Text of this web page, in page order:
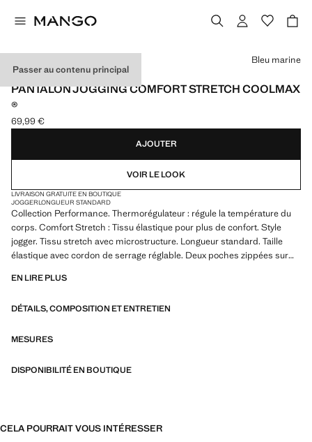
Passer au contenu principal
PERFORMANCE
PANTALON JOGGING COMFORT STRETCH COOLMAX
®
Prix actuel [69,99 € ]
69,99 €
Choisissez une couleur
Bleu marine
AJOUTER
VOIR LE LOOK
LIVRAISON GRATUITE EN BOUTIQUE
JOGGERLONGUEUR STANDARD
Collection Performance. Thermorégulateur : régule la température du
corps. Comfort Stretch : Tissu élastique pour plus de confort. Style
jogger. Tissu stretch avec microstructure. Longueur standard. Taille
élastique avec cordon de serrage réglable. Deux poches zippées sur
Produit en solde
PERFORMANCE : une collection de vêtements confectionnés à partir
caractéristiques avancées telles que des tissus bi-stretch, à séchage
à l’eau, organisés en trois catégories générales : Thermorégulation,
EN LIRE PLUS
DÉTAILS, COMPOSITION ET ENTRETIEN
MESURES
DISPONIBILITÉ EN BOUTIQUE
CELA POURRAIT VOUS INTÉRESSER